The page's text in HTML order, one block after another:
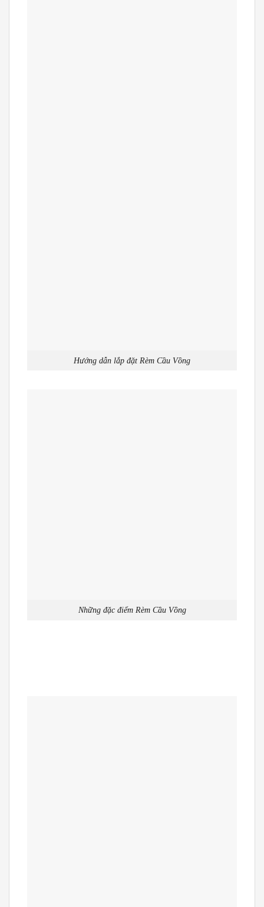
Hướng dẫn lắp đặt Rèm Cầu Vồng
Những đặc điểm Rèm Cầu Vồng